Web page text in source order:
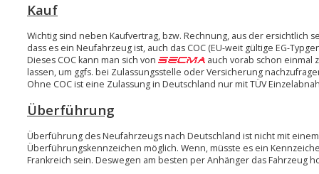
Kauf
Wichtig sind neben Kaufvertrag, bzw. Rechnung, aus der ersichtlich
dass es ein Neufahrzeug ist, auch das COC (EU-weit gültige EG-
Dieses COC kann man sich von
auch vorab schon einmal
lassen, um ggfs. bei Zulassungsstelle oder Versicherung
Ohne COC ist eine Zulassung in Deutschland nur mit TÜV
Überführung
Überführung des Neufahrzeugs nach Deutschland ist nicht mit
Überführungskennzeichen möglich. Wenn, müsste es ein
Frankreich sein. Deswegen am besten per Anhänger das Fahrzeug